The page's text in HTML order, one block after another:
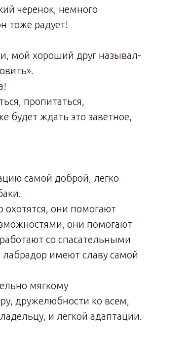
черенок, немного
тоже радует!
мой хороший друг называл-
пропитаться,
будет ждать это заветное,
самой доброй, легко
охотятся, они помогают
они помогают
со спасательными
имеют славу самой
мягкому
дружелюбности ко всем,
и легкой адаптации.